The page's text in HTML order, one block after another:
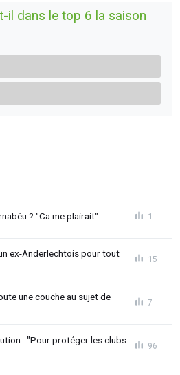
il dans le top 6 la saison
? "Ca me plairait" 1
ex-Anderlechtois pour tout
15
une couche au sujet de
7
: "Pour protéger les clubs
96